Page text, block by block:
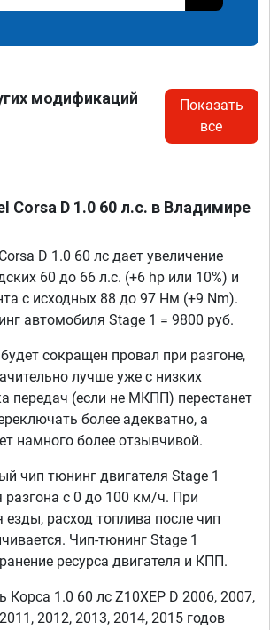
модификаций
Показать
все
Corsa D 1.0 60 л.с. в Владимире
D 1.0 60 лс дает увеличение
60 до 66 л.с. (+6 hp или 10%) и
с исходных 88 до 97 Нм (+9 Nm).
автомобиля Stage 1 = 9800 руб.
сокращен провал при разгоне,
лучше уже с низких
передач (если не МКПП) перестанет
более адекватно, а
намного более отзывчивой.
чип тюнинг двигателя Stage 1
с 0 до 100 км/ч. При
езды, расход топлива после чип
Чип-тюнинг Stage 1
ресурса двигателя и КПП.
Корса 1.0 60 лс Z10XEP D 2006, 2007,
2012, 2013, 2014, 2015 годов